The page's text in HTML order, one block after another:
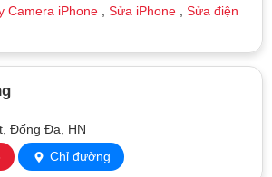
Camera iPhone, Sửa iPhone, Sửa điện
Đống Đa, HN
Chỉ đường